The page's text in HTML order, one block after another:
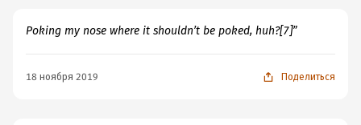
Poking my nose where it shouldn’t be poked, huh?[7]”
18 ноября 2019 Поделиться